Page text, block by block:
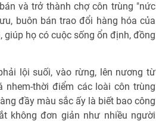
và trở thành chợ côn trùng "nức
buôn bán trao đổi hàng hóa của
họ có cuộc sống ổn định, đồng
lội suối, vào rừng, lên nương từ
thời điểm các loài côn trùng
đầy màu sắc ấy là biết bao công
không đơn giản như nhiều người